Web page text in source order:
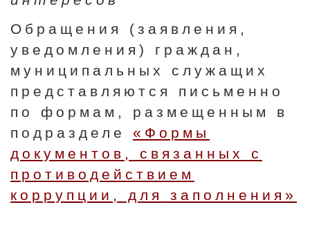
Обращения (заявления,
уведомления) граждан,
муниципальных служащих
представляются письменно
по формам, размещенным в
подразделе «Формы
документов, связанных с
противодействием
коррупции, для заполнения»